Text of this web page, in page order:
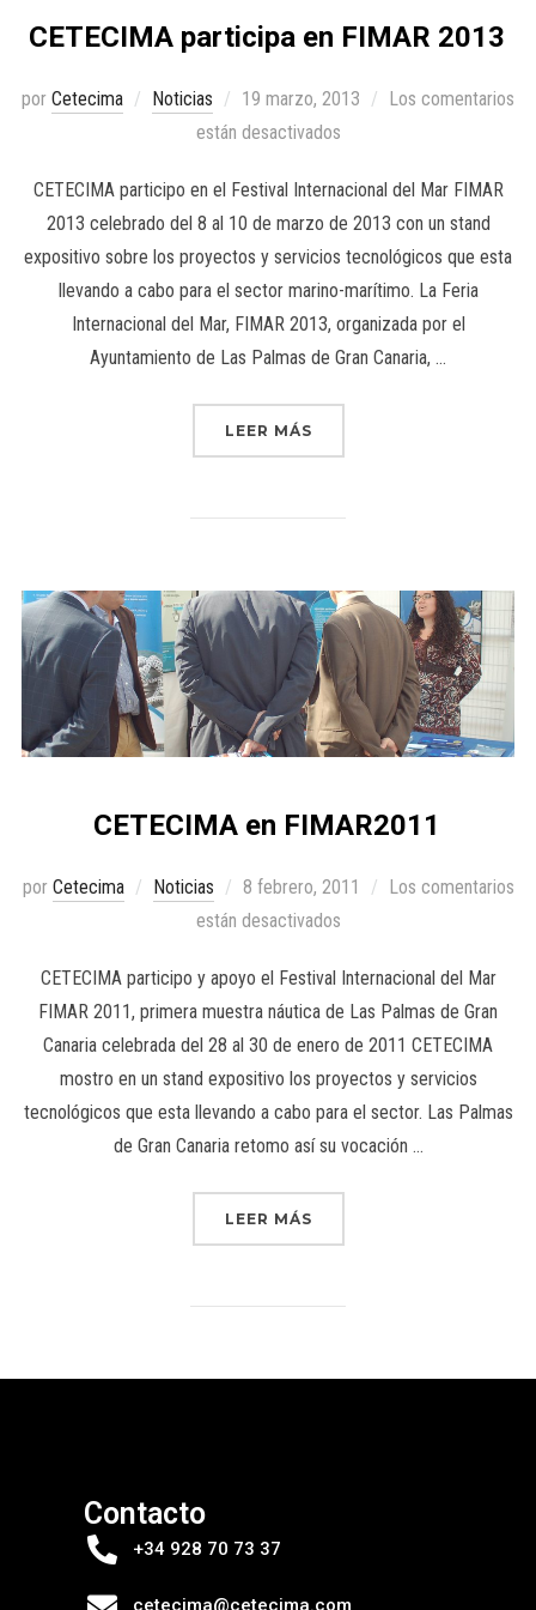
CETECIMA participa en FIMAR 2013
por Cetecima Noticias 19 marzo, 2013
Los comentarios
están desactivados
CETECIMA participo en el Festival Internacional del Mar FIMAR
2013 celebrado del 8 al 10 de marzo de 2013 con un stand
expositivo sobre los proyectos y servicios tecnológicos que esta
llevando a cabo para el sector marino-marítimo. La Feria
Internacional del Mar, FIMAR 2013, organizada por el
Ayuntamiento de Las Palmas de Gran Canaria, …
LEER MÁS
CETECIMA en FIMAR2011
por Cetecima Noticias 8 febrero, 2011
Los comentarios
están desactivados
CETECIMA participo y apoyo el Festival Internacional del Mar
FIMAR 2011, primera muestra náutica de Las Palmas de Gran
Canaria celebrada del 28 al 30 de enero de 2011 CETECIMA
mostro en un stand expositivo los proyectos y servicios
tecnológicos que esta llevando a cabo para el sector. Las Palmas
de Gran Canaria retomo así su vocación …
LEER MÁS
Contacto
+34 928 70 73 37
cetecima@cetecima.com